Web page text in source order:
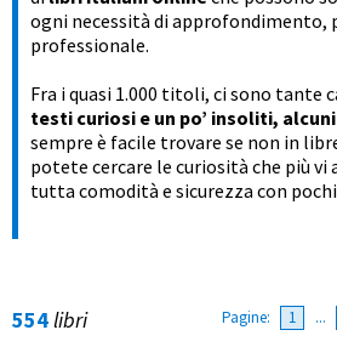
ogni necessità di approfondimento,
professionale.
Fra i quasi 1.000 titoli, ci sono tante
testi curiosi e un po’ insoliti,
sempre è facile trovare se non in
potete cercare le curiosità che più
tutta comodità e sicurezza con
Pagine: 1 ...
554libri